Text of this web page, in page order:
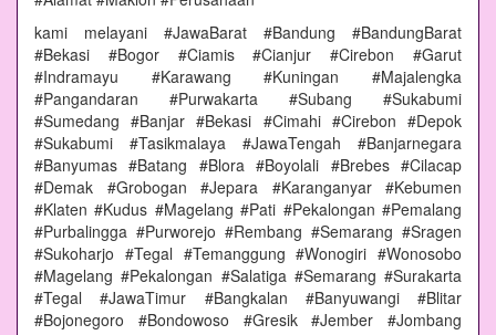
kami melayani #JawaBarat #Bandung #BandungBarat
#Bekasi #Bogor #Ciamis #Cianjur #Cirebon #Garut
#Indramayu #Karawang #Kuningan #Majalengka
#Pangandaran #Purwakarta #Subang #Sukabumi
#Sumedang #Banjar #Bekasi #Cimahi #Cirebon #Depok
#Sukabumi #Tasikmalaya #JawaTengah #Banjarnegara
#Banyumas #Batang #Blora #Boyolali #Brebes #Cilacap
#Demak #Grobogan #Jepara #Karanganyar #Kebumen
#Klaten #Kudus #Magelang #Pati #Pekalongan #Pemalang
#Purbalingga #Purworejo #Rembang #Semarang #Sragen
#Sukoharjo #Tegal #Temanggung #Wonogiri #Wonosobo
#Magelang #Pekalongan #Salatiga #Semarang #Surakarta
#Tegal #JawaTimur #Bangkalan #Banyuwangi #Blitar
#Bojonegoro #Bondowoso #Gresik #Jember #Jombang